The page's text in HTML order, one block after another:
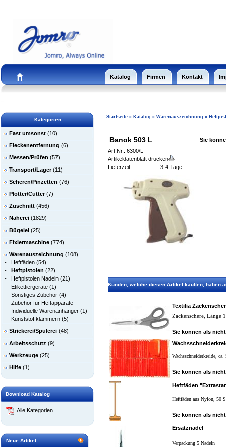
Katalog Firmen Kontakt
Kategorien
Fast umsonst (10)
Fleckenentfernung (6)
Messen/Prüfen (57)
Transport/Lager(11)
Scheren/Pinzetten (76)
Plotter/Cutter(7)
Zuschnitt (456)
Näherei (1829)
Bügelei (25)
Fixiermaschine (774)
Warenauszeichnung (108)
- Heftfäden (54)
- Heftpistolen (22)
- Heftpistolen Nadeln (21)
- Etikettiergeräte (1)
- Sonstiges Zubehör (4)
- Zubehör für Heftapparate
- Individuelle Warenanhänger (1)
- Kunststoffklammern (5)
Strickerei/Spulerei (48)
Arbeitsschutz (9)
Werkzeuge (25)
Hilfe (1)
Download Katalog
Alle Kategorien
Neue Artikel
Startseite » Katalog » Warenauszeichnung »
Banok 503 L
Sie
Art.Nr.: 6300/L
Artikeldatenblatt drucken
Lieferzeit:
3-4 Tage
Kunden, welche diesen Artikel kauften, haben
Textilia
Zackenschere, Länge
Sie können als
Wachsschneiderkreide,
Sie können als
Heftfäden
Heftfäden aus Nylon, 50
Sie können als
Ersatznadel
Verpackung 5 Nadeln